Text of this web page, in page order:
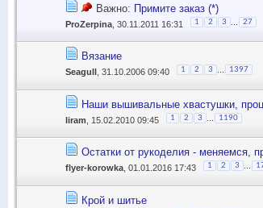
Важно: Примите заказ (*)
ProZerpina , 30.11.2011 16:31 1 2 3 27
Вязание
Seagull , 31.10.2006 09:40 1 2 3 1397
Наши вышивальные хвастушки,
liram , 15.02.2010 09:45 1 2 3 1190
Остатки от рукоделия - меняемся,
flyer-korowka , 01.01.2016 17:43 1 2 3
Крой и шитье